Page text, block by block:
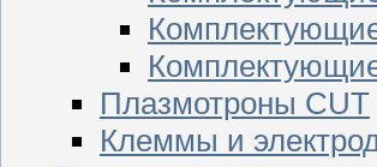
Плазмотроны CUT
Клеммы и